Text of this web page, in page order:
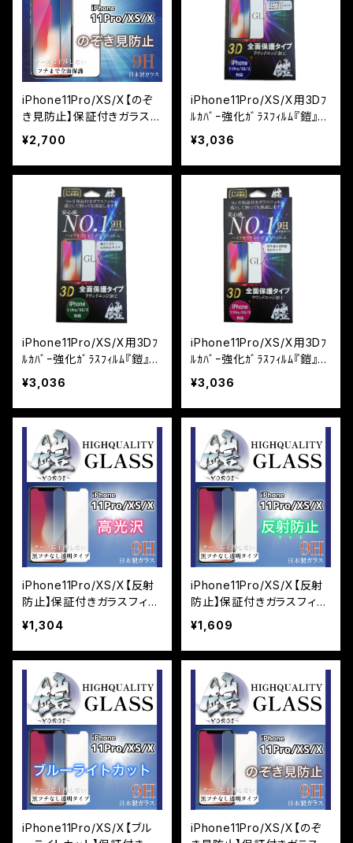
iPhone11Pro/XS/X【のぞ
き見防止】保証付きガラスフ
ィルム『鎧』全面フルカバー
¥2,700
iPhone11Pro/XS/X用3Dﾌ
ﾙｶﾊﾞｰ強化ｶﾞﾗｽﾌｨﾙﾑ『鎧』
ﾌﾞﾙｰﾗｲﾄｶｯﾄ ﾌﾞﾗｯｸ
¥3,036
iPhone11Pro/XS/X用3Dﾌ
ﾙｶﾊﾞｰ強化ｶﾞﾗｽﾌｨﾙﾑ『鎧』
反射防止 ﾌﾞﾗｯｸ
¥3,036
iPhone11Pro/XS/X用3Dﾌ
ﾙｶﾊﾞｰ強化ｶﾞﾗｽﾌｨﾙﾑ『鎧』
高光沢 ﾌﾞﾗｯｸ
¥3,036
iPhone11Pro/XS/X【反射
防止】保証付きガラスフィル
ム『鎧』平面タイプ
¥1,304
iPhone11Pro/XS/X【反射
防止】保証付きガラスフィル
ム『鎧』平面タイプ
¥1,609
iPhone11Pro/XS/X【ブル
iPhone11Pro/XS/X【のぞ